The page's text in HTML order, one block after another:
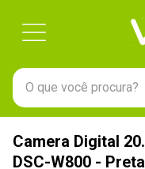
O que você procura?
Camera Digital
DSC-W800 - Preta